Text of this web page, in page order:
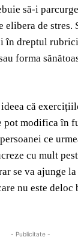
să-i
elibera de stres.
în dreptul
forma
că
pot modifica în
ce
cu mult
se va ajunge la
nu este deloc
- Publicitate -